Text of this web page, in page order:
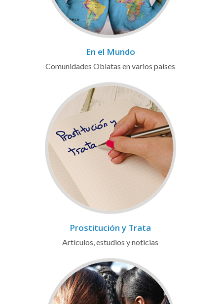
En el Mundo
Comunidades Oblatas en varios paises
Prostitución y Trata
Artículos, estudios y noticias